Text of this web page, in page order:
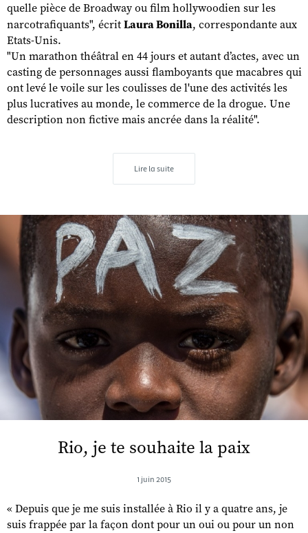
quelle pièce de Broadway ou film hollywoodien sur les
narcotrafiquants", écrit Laura Bonilla, correspondante aux
Etats-Unis.
"Un marathon théâtral en 44 jours et autant d’actes, avec un
casting de personnages aussi flamboyants que macabres qui
ont levé le voile sur les coulisses de l'une des activités les
plus lucratives au monde, le commerce de la drogue. Une
description non fictive mais ancrée dans la réalité".
Lire la suite
Rio, je te souhaite la paix
1 juin 2015
« Depuis que je me suis installée à Rio il y a quatre ans, je
suis frappée par la façon dont pour un oui ou pour un non